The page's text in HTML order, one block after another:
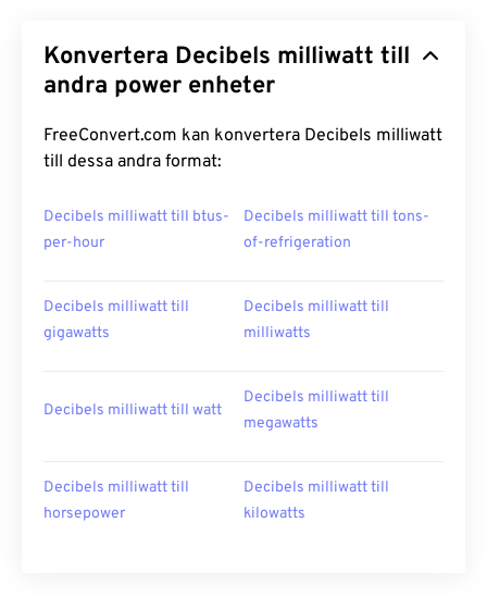
Konvertera Decibels milliwatt till
andra power enheter
FreeConvert.com kan konvertera Decibels milliwatt
till dessa andra format:
Decibels milliwatt till btus-
per-hour
Decibels milliwatt till tons-
of-refrigeration
Decibels milliwatt till
gigawatts
Decibels milliwatt till
milliwatts
Decibels milliwatt till watt
Decibels milliwatt till
megawatts
Decibels milliwatt till
horsepower
Decibels milliwatt till
kilowatts